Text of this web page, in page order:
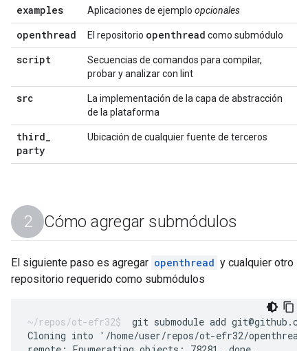
examples Aplicaciones de ejemplo opcionales
openthread El repositorio openthread como submódulo
script
Secuencias de comandos para compilar,
probar y analizar con lint
src
La implementación de la capa de abstracción
de la plataforma
third_
party
Ubicación de cualquier fuente de terceros
Cómo agregar submódulos
El siguiente paso es agregar openthread y cualquier otro
repositorio requerido como submódulos
git submodule add
Cloning into '/home/user/repos/ot-efr32/